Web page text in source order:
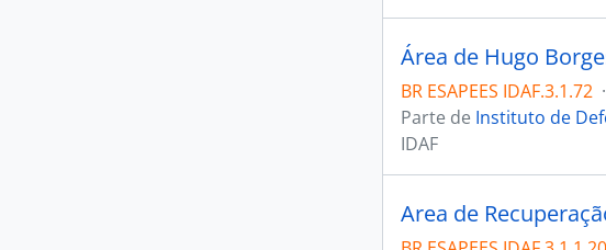
Área de Hugo
BR ESAPEES IDAF.3.1.72 ·
Parte de Instituto de
IDAF
Area de